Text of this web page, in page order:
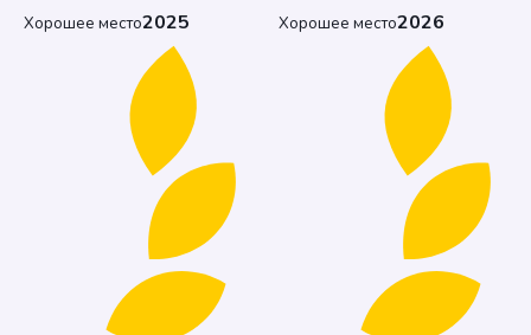
Хорошее место2025 Хорошее место2026